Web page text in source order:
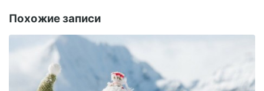
Похожие записи